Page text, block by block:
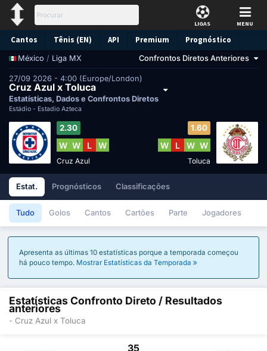
LIGAS MENU
Cantos Tênis (EN) API Premium Prognóstico
México / Liga MX Confrontos Diretos Anteriores
27/09 2026 - 4:00 (Europe/London)
Cruz Azul x Toluca
Estatísticas, Dados e Confrontos Diretos
Estádio - Estadio Azteca
2.30
W W L W
Cruz Azul
1.60
W L W W
Toluca
Estat. Prognósticos Classificações
Tudo Golos Cantos Cartões Parte Jogadores
Apresenta as últimas 10 estatísticas porque a temporada começou
há pouco tempo. Mostrar Estatísticas da Temporada
Estatísticas Confronto Direto / Resultados
anteriores
- Cruz Azul x Toluca
35